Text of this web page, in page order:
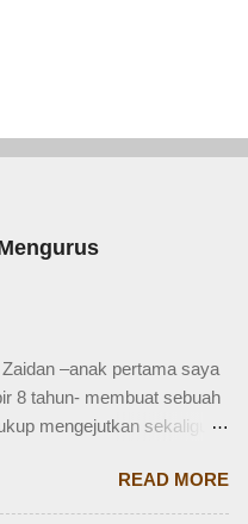
–anak pertama saya
8 tahun- membuat sebuah
mengejutkan sekaligus
kakak kecil, kakak pernah
mba. Waktu itu
READ MORE